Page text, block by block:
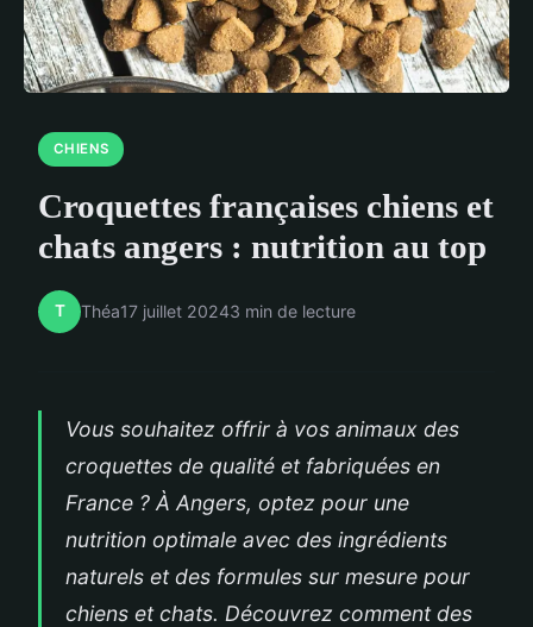
CHIENS
Croquettes françaises chiens et
chats angers : nutrition au top
T Théa17 juillet 20243 min de lecture
Vous souhaitez offrir à vos animaux des
croquettes de qualité et fabriquées en
France ? À Angers, optez pour une
nutrition optimale avec des ingrédients
naturels et des formules sur mesure pour
chiens et chats. Découvrez comment des